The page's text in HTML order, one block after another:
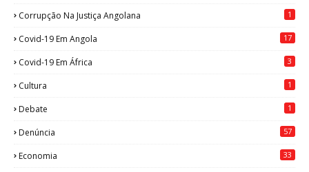
Corrupção Na Justiça Angolana 1
Covid-19 Em Angola 17
Covid-19 Em África 3
Cultura 1
Debate 1
Denúncia 57
Economia 33